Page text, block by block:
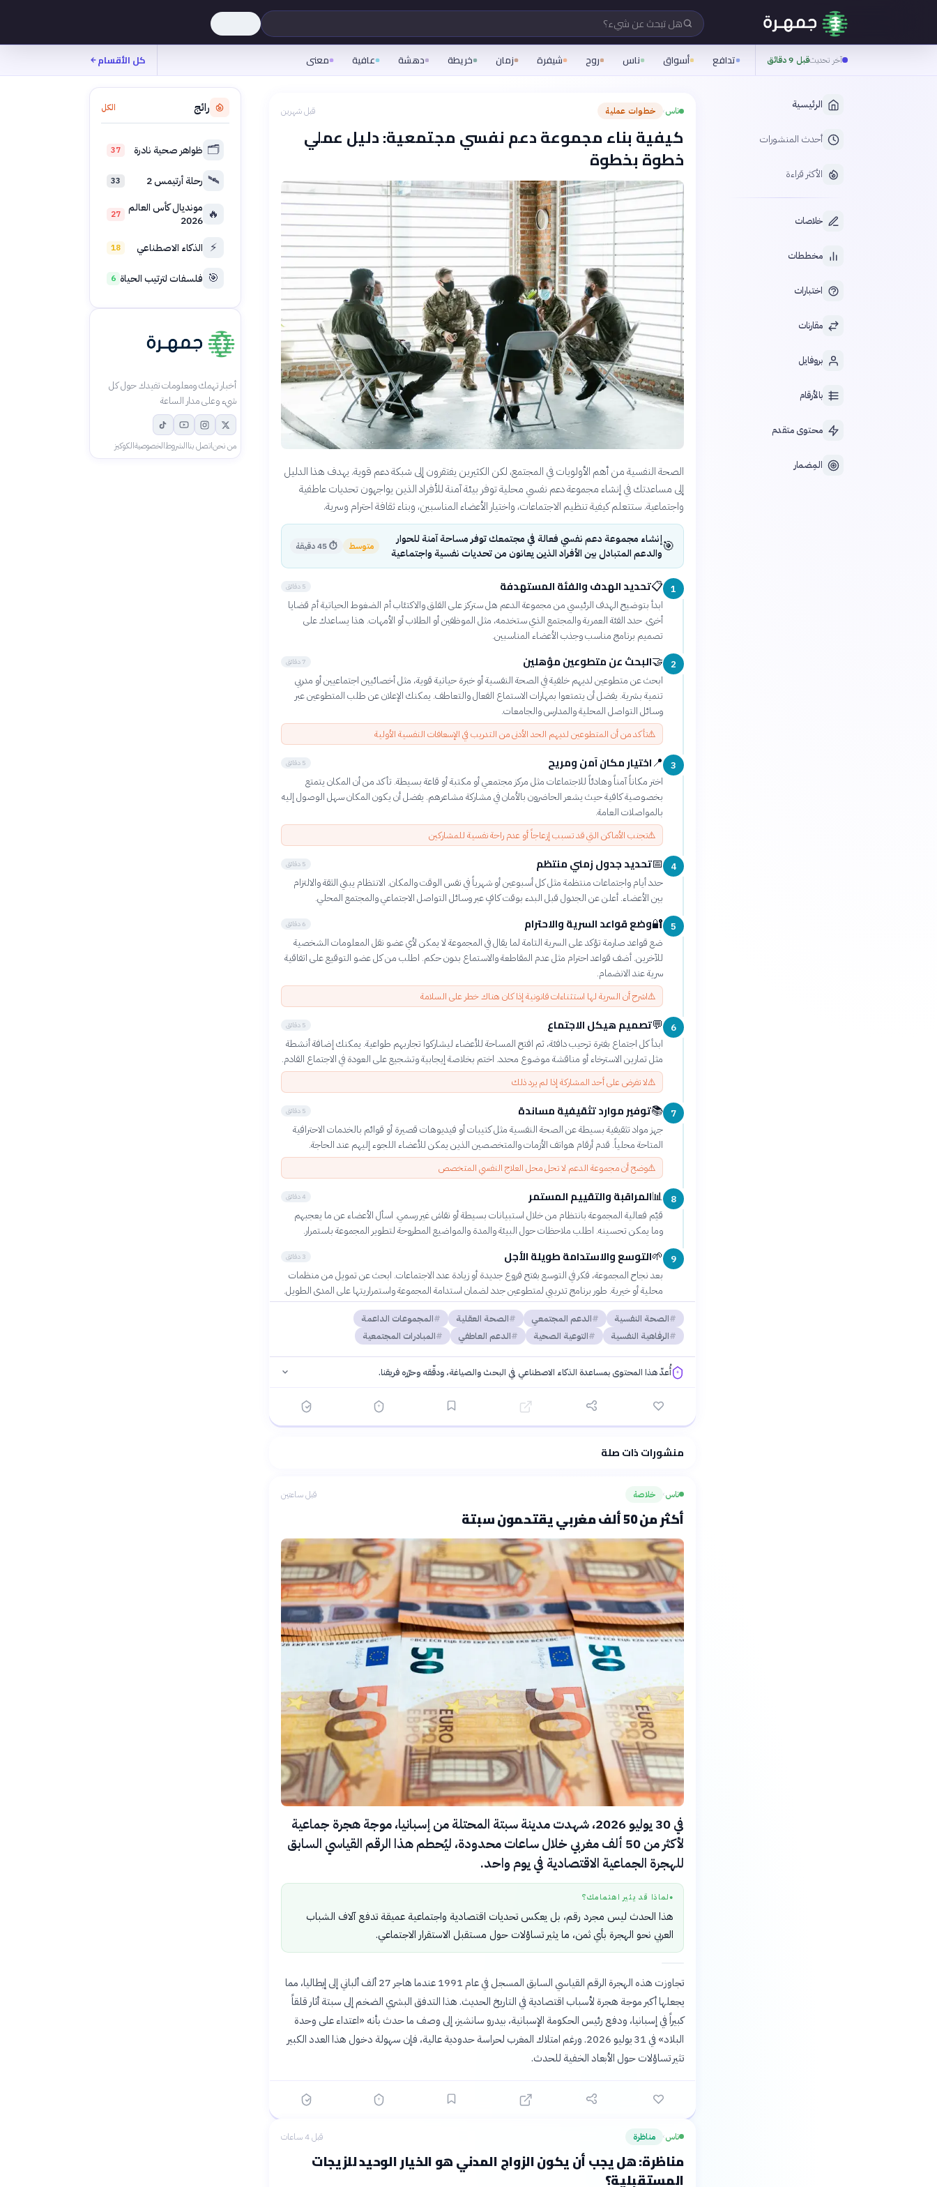
هل تبحث عن شيء؟
آخر تحديثقبل 9 دقائق تدافع أسواق ناس روح شيفرة زمان خريطة دهشة عافية معنى كل الأقسام
الرئيسية
أحدث المنشورات
الأكثر قراءة
خلاصات
مخططات
اختبارات
مقارنات
بروفايل
بالأرقام
محتوى متقدم
المِضمار
ناس› خطوات عملية قبل شهرين
كيفية بناء مجموعة دعم نفسي مجتمعية: دليل عملي
خطوة بخطوة
الصحة النفسية من أهم الأولويات في المجتمع، لكن الكثيرين يفتقرون إلى شبكة دعم قوية. يهدف هذا الدليل
إلى مساعدتك في إنشاء مجموعة دعم نفسي محلية توفر بيئة آمنة للأفراد الذين يواجهون تحديات عاطفية
واجتماعية. ستتعلم كيفية تنظيم الاجتماعات، واختيار الأعضاء المناسبين، وبناء ثقافة احترام وسرية.
🎯إنشاء مجموعة دعم نفسي فعالة في مجتمعك توفر مساحة آمنة للحوار
والدعم المتبادل بين الأفراد الذين يعانون من تحديات نفسية واجتماعية
متوسط ⏱45 دقيقة
1
📋تحديد الهدف والفئة المستهدفة 5 دقائق
ابدأ بتوضيح الهدف الرئيسي من مجموعة الدعم هل ستركز على القلق والاكتئاب أم الضغوط الحياتية أم قضايا
أخرى. حدد الفئة العمرية والمجتمع الذي ستخدمه، مثل الموظفين أو الطلاب أو الأمهات. هذا يساعدك على
تصميم برنامج مناسب وجذب الأعضاء المناسبين.
2
🤝البحث عن متطوعين مؤهلين 7 دقائق
ابحث عن متطوعين لديهم خلفية في الصحة النفسية أو خبرة حياتية قوية، مثل أخصائيين اجتماعيين أو مدربي
تنمية بشرية. يفضل أن يتمتعوا بمهارات الاستماع الفعال والتعاطف. يمكنك الإعلان عن طلب المتطوعين عبر
وسائل التواصل المحلية والمدارس والجامعات.
⚠️تأكد من أن المتطوعين لديهم الحد الأدنى من التدريب في الإسعافات النفسية الأولية
3
📍اختيار مكان آمن ومريح 5 دقائق
اختر مكاناً آمناً وهادئاً للاجتماعات مثل مركز مجتمعي أو مكتبة أو قاعة بسيطة. تأكد من أن المكان يتمتع
بخصوصية كافية حيث يشعر الحاضرون بالأمان في مشاركة مشاعرهم. يفضل أن يكون المكان سهل الوصول إليه
بالمواصلات العامة.
⚠️تجنب الأماكن التي قد تسبب إزعاجاً أو عدم راحة نفسية للمشاركين
4
📅تحديد جدول زمني منتظم 5 دقائق
حدد أيام واجتماعات منتظمة مثل كل أسبوعين أو شهرياً في نفس الوقت والمكان. الانتظام يبني الثقة والالتزام
بين الأعضاء. أعلن عن الجدول قبل البدء بوقت كافٍ عبر وسائل التواصل الاجتماعي والمجتمع المحلي.
5
🔐وضع قواعد السرية والاحترام 6 دقائق
ضع قواعد صارمة تؤكد على السرية التامة لما يقال في المجموعة لا يمكن لأي عضو نقل المعلومات الشخصية
للآخرين. أضف قواعد احترام مثل عدم المقاطعة والاستماع بدون حكم. اطلب من كل عضو التوقيع على اتفاقية
سرية عند الانضمام.
⚠️اشرح أن السرية لها استثناءات قانونية إذا كان هناك خطر على السلامة
6
💬تصميم هيكل الاجتماع 5 دقائق
ابدأ كل اجتماع بفترة ترحيب دافئة، ثم افتح المساحة للأعضاء ليشاركوا تجاربهم طواعية. يمكنك إضافة أنشطة
مثل تمارين الاسترخاء أو مناقشة موضوع محدد. اختم بخلاصة إيجابية وتشجيع على العودة في الاجتماع القادم.
⚠️لا تفرض على أحد المشاركة إذا لم يرد ذلك
7
📚توفير موارد تثقيفية مساندة 5 دقائق
جهز مواد تثقيفية بسيطة عن الصحة النفسية مثل كتيبات أو فيديوهات قصيرة أو قوائم بالخدمات الاحترافية
المتاحة محلياً. قدم أرقام هواتف الأزمات والمتخصصين الذين يمكن للأعضاء اللجوء إليهم عند الحاجة.
⚠️وضح أن مجموعة الدعم لا تحل محل العلاج النفسي المتخصص
8
📊المراقبة والتقييم المستمر 4 دقائق
قيّم فعالية المجموعة بانتظام من خلال استبيانات بسيطة أو نقاش غير رسمي. اسأل الأعضاء عن ما يعجبهم
وما يمكن تحسينه. اطلب ملاحظات حول البيئة والمدة والمواضيع المطروحة لتطوير المجموعة باستمرار.
9
🌱التوسع والاستدامة طويلة الأجل 3 دقائق
بعد نجاح المجموعة، فكر في التوسع بفتح فروع جديدة أو زيادة عدد الاجتماعات. ابحث عن تمويل من منظمات
محلية أو خيرية. طور برنامج تدريبي لمتطوعين جدد لضمان استدامة المجموعة واستمراريتها على المدى الطويل.
الصحة النفسية الدعم المجتمعي الصحة العقلية
المجموعات الداعمة
الرفاهية النفسية
التوعية الصحية الدعم العاطفي المبادرات المجتمعية
أُعدّ هذا المحتوى بمساعدة الذكاء الاصطناعي في البحث والصياغة، ودقّقه وحرّره فريقنا.
منشورات ذات صلة
ناس› خلاصة قبل ساعتين
أكثر من 50 ألف مغربي يقتحمون سبتة
في 30 يوليو 2026، شهدت مدينة سبتة المحتلة من إسبانيا، موجة هجرة جماعية
لأكثر من 50 ألف مغربي خلال ساعات محدودة، ليُحطم هذا الرقم القياسي السابق
للهجرة الجماعية الاقتصادية في يوم واحد.
● لماذا قد يثير اهتمامك؟
هذا الحدث ليس مجرد رقم، بل يعكس تحديات اقتصادية واجتماعية عميقة تدفع آلاف الشباب
العربي نحو الهجرة بأي ثمن، ما يثير تساؤلات حول مستقبل الاستقرار الاجتماعي.
تجاوزت هذه الهجرة الرقم القياسي السابق المسجل في عام 1991 عندما هاجر 27 ألف ألباني إلى إيطاليا، مما
يجعلها أكبر موجة هجرة لأسباب اقتصادية في التاريخ الحديث. هذا التدفق البشري الضخم إلى سبتة أثار قلقاً
كبيراً في إسبانيا، ودفع رئيس الحكومة الإسبانية، بيدرو سانشيز، إلى وصف ما حدث بأنه «اعتداء على وحدة
البلاد» في 31 يوليو 2026. ورغم امتلاك المغرب لحراسة حدودية عالية، فإن سهولة دخول هذا العدد الكبير
تثير تساؤلات حول الأبعاد الخفية للحدث.
ناس› مناظرة قبل 4 ساعات
مناظرة: هل يجب أن يكون الزواج المدني هو الخيار الوحيد للزيجات
المستقبلية؟
رائج الكل
🗂️ ظواهر صحية نادرة 37
🛰️ رحلة أرتيمس 2 33
🔥 مونديال كأس العالم
2026
27
⚡ الذكاء الاصطناعي 18
🎯 فلسفات لترتيب الحياة 6
أخبار تهمك ومعلومات تفيدك حول كل
شيء وعلى مدار الساعة
من نحناتصل بناالشروطالخصوصيةالكوكيز